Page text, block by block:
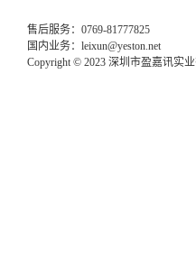
售后服务：0769-81777825
国内业务：leixun@yeston.net
Copyright © 2023 深圳市盈嘉讯实